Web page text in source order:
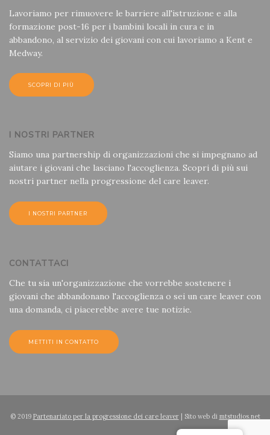
Lavoriamo per rimuovere le barriere all'istruzione e alla
formazione post-16 per i bambini locali in cura e in
abbandono, al servizio dei giovani con cui lavoriamo a Kent e
Medway.
SCOPRI DI PIÙ
I NOSTRI PARTNER
Siamo una partnership di organizzazioni che si impegnano ad
aiutare i giovani che lasciano l'accoglienza. Scopri di più sui
nostri partner nella progressione del care leaver.
I NOSTRI PARTNER
CONTATTACI
Che tu sia un'organizzazione che vorrebbe sostenere i
giovani che abbandonano l'accoglienza o sei un care leaver con
una domanda, ci piacerebbe avere tue notizie.
METTITI IN CONTATTO
© 2019 Partenariato per la progressione dei care leaver| Sito web di mtstudios.net